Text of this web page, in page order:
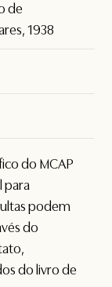
de
1938
do MCAP
para
podem
do
,
do livro de